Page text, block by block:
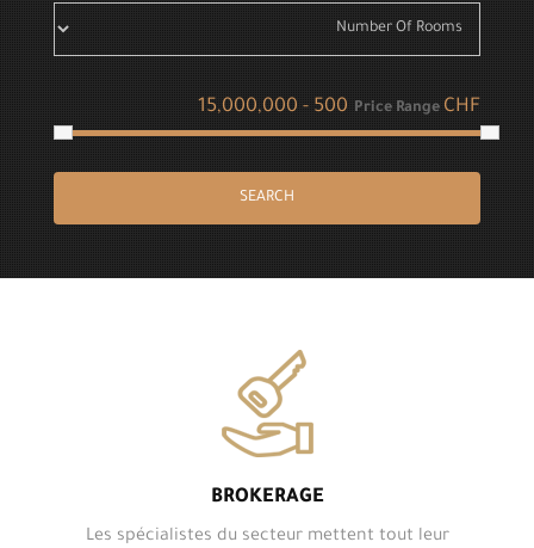
Price Range CHF
SEARCH
BROKERAGE
Les spécialistes du secteur mettent tout leur